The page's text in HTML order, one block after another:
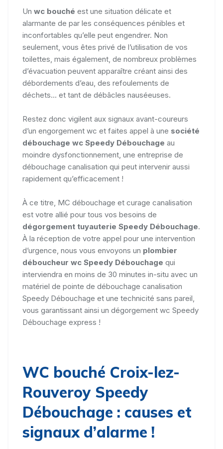
Un wc bouché est une situation délicate et
alarmante de par les conséquences pénibles et
inconfortables qu’elle peut engendrer. Non
seulement, vous êtes privé de l’utilisation de vos
toilettes, mais également, de nombreux problèmes
d’évacuation peuvent apparaître créant ainsi des
débordements d’eau, des refoulements de
déchets... et tant de débâcles nauséeuses.
Restez donc vigilent aux signaux avant-coureurs
d’un engorgement wc et faites appel à une société
débouchage wc Speedy Débouchage au
moindre dysfonctionnement, une entreprise de
débouchage canalisation qui peut intervenir aussi
rapidement qu’efficacement !
À ce titre, MC débouchage et curage canalisation
est votre allié pour tous vos besoins de
dégorgement tuyauterie Speedy Débouchage.
À la réception de votre appel pour une intervention
d’urgence, nous vous envoyons un plombier
déboucheur wc Speedy Débouchage qui
interviendra en moins de 30 minutes in-situ avec un
matériel de pointe de débouchage canalisation
Speedy Débouchage et une technicité sans pareil,
vous garantissant ainsi un dégorgement wc Speedy
Débouchage express !
WC bouché Croix-lez-
Rouveroy Speedy
Débouchage : causes et
signaux d’alarme !